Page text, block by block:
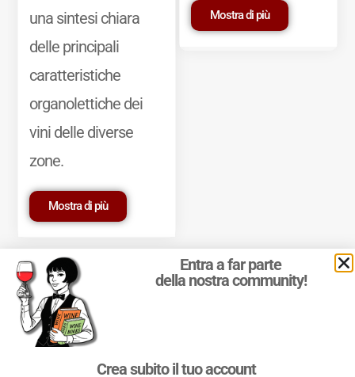
una sintesi chiara
delle principali
caratteristiche
organolettiche dei
vini delle diverse
zone.
Mostra di più
Mostra di più
Marchio Reg. | P.IVA 03921390245
Entra a far parte
della nostra community!
Crea subito il tuo account